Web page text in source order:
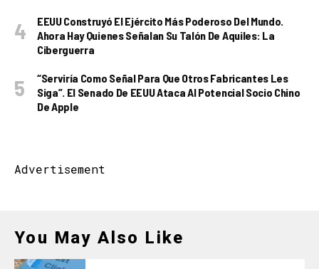
EEUU Construyó El Ejército Más Poderoso Del Mundo.
Ahora Hay Quienes Señalan Su Talón De Aquiles: La
Ciberguerra
“Serviría Como Señal Para Que Otros Fabricantes Les
Siga”. El Senado De EEUU Ataca Al Potencial Socio Chino
De Apple
Advertisement
You May Also Like